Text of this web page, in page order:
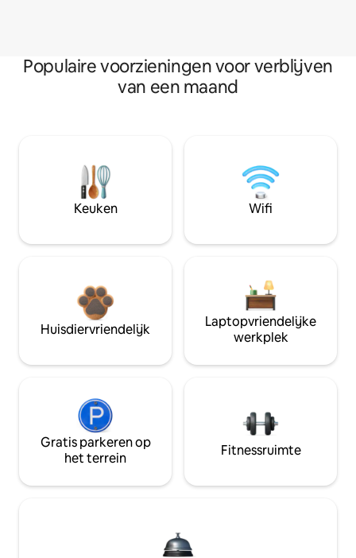
Populaire voorzieningen voor verblijven
van een maand
Keuken Wifi
Huisdiervriendelijk
Laptopvriendelijke
werkplek
Gratis parkeren op
het terrein
Fitnessruimte